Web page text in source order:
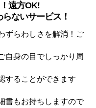
遠方OK!
ないサービス！
ずらわしさを解消！ご
自身の目でしっかり周
することができます
書もお持ちしますので